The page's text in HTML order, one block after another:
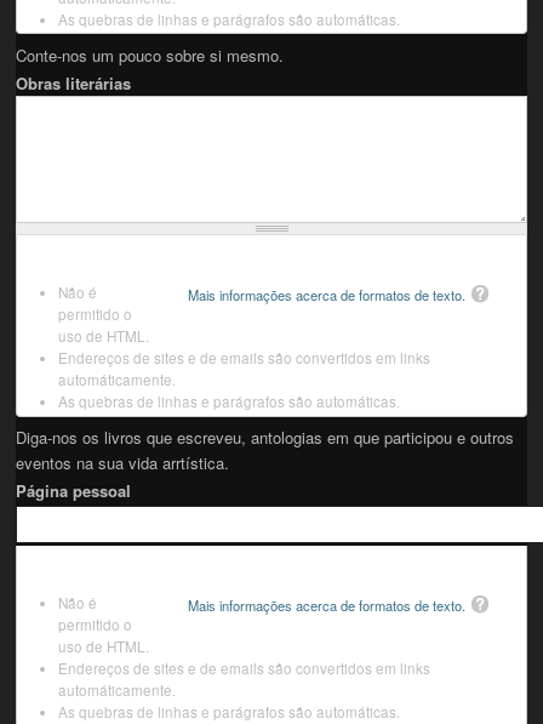
As quebras de linhas e parágrafos são automáticas.
Conte-nos um pouco sobre si mesmo.
Obras literárias
Mais informações acerca de formatos de texto.
Não é
permitido o
uso de HTML.
Endereços de sites e de emails são convertidos em links
automáticamente.
As quebras de linhas e parágrafos são automáticas.
Diga-nos os livros que escreveu, antologias em que participou e outros
eventos na sua vida arrtística.
Página pessoal
Mais informações acerca de formatos de texto.
Não é
permitido o
uso de HTML.
Endereços de sites e de emails são convertidos em links
automáticamente.
As quebras de linhas e parágrafos são automáticas.